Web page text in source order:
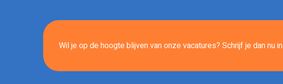
Wil je op de hoogte blijven van onze vacatures? Schrijf je dan nu in